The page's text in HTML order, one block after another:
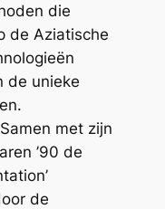
die
de Aziatische
de unieke
met zijn
’90 de
de